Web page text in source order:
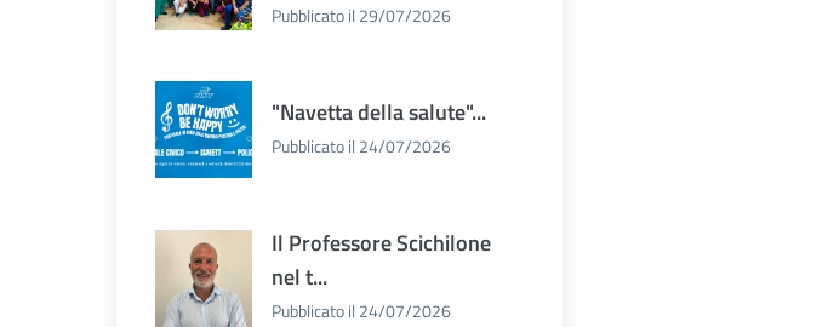
Pubblicato il 29/07/2026
"Navetta della salute"...
Pubblicato il 24/07/2026
Il Professore Scichilone
nel t...
Pubblicato il 24/07/2026